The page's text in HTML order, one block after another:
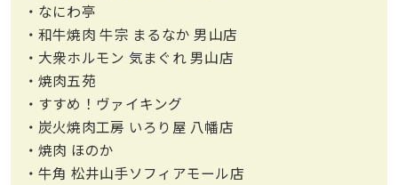
・なにわ亭
・和牛焼肉 牛宗 まるなか 男山店
・大衆ホルモン 気まぐれ 男山店
・焼肉五苑
・すすめ！ヴァイキング
・炭火焼肉工房 いろり屋 八幡店
・焼肉 ほのか
・牛角 松井山手ソフィアモール店